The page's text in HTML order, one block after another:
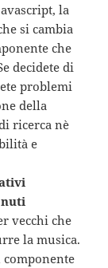
la
si cambia
che
decidete di
problemi
della
ricerca nè
e
vecchi che
la musica.